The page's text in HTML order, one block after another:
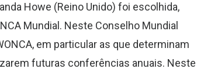
Howe (Reino Unido) foi escolhida,
Mundial. Neste Conselho Mundial
em particular as que determinam
futuras conferências anuais. Neste